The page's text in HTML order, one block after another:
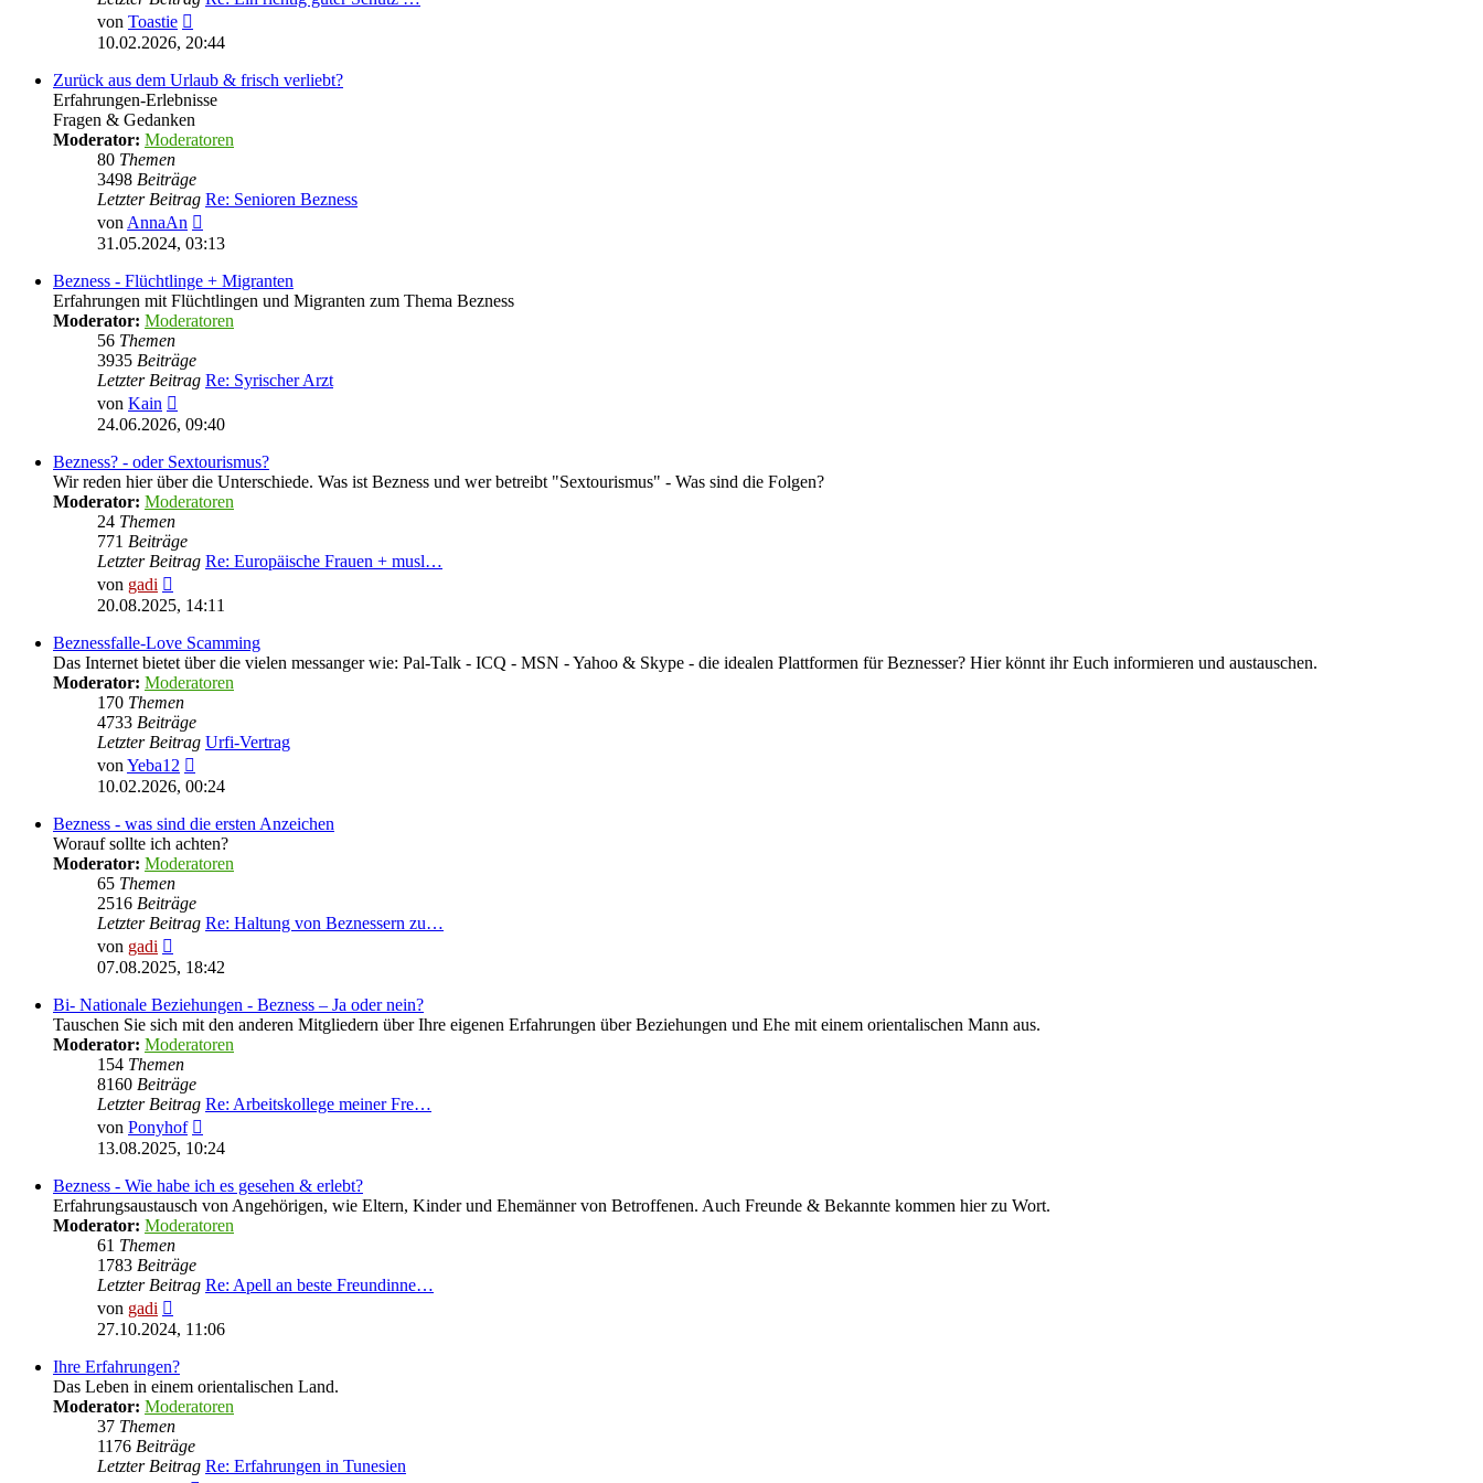
von Toastie
Beitrag
10.02.2026, 20:44
Zurück aus dem Urlaub & frisch verliebt?
Erfahrungen-Erlebnisse
Fragen & Gedanken
Moderator: Moderatoren
80 Themen
3498 Beiträge
Letzter Beitrag Re: Senioren Bezness
von AnnaAn
Beitrag
31.05.2024, 03:13
Bezness - Flüchtlinge + Migranten
Erfahrungen mit Flüchtlingen und Migranten zum Thema Bezness
Moderator: Moderatoren
56 Themen
3935 Beiträge
Letzter Beitrag Re: Syrischer Arzt
von Kain
Beitrag
24.06.2026, 09:40
Bezness? - oder Sextourismus?
Wir reden hier über die Unterschiede. Was ist Bezness und wer betreibt "Sextourismus" - Was sind die Folgen?
Moderator: Moderatoren
24 Themen
771 Beiträge
Letzter Beitrag Re: Europäische Frauen + musl…
von gadi
Beitrag
20.08.2025, 14:11
Beznessfalle-Love Scamming
Das Internet bietet über die vielen messanger wie: Pal-Talk - ICQ - MSN - Yahoo & Skype - die idealen Plattformen für Beznesser? Hier könnt ihr Euch informieren und austauschen.
Moderator: Moderatoren
170 Themen
4733 Beiträge
Letzter Beitrag Urfi-Vertrag
von Yeba12
Beitrag
10.02.2026, 00:24
Bezness - was sind die ersten Anzeichen
Worauf sollte ich achten?
Moderator: Moderatoren
65 Themen
2516 Beiträge
Letzter Beitrag Re: Haltung von Beznessern zu…
von gadi
Beitrag
07.08.2025, 18:42
Bi- Nationale Beziehungen - Bezness – Ja oder nein?
Tauschen Sie sich mit den anderen Mitgliedern über Ihre eigenen Erfahrungen über Beziehungen und Ehe mit einem orientalischen Mann aus.
Moderator: Moderatoren
154 Themen
8160 Beiträge
Letzter Beitrag Re: Arbeitskollege meiner Fre…
von Ponyhof
Beitrag
13.08.2025, 10:24
Bezness - Wie habe ich es gesehen & erlebt?
Erfahrungsaustausch von Angehörigen, wie Eltern, Kinder und Ehemänner von Betroffenen. Auch Freunde & Bekannte kommen hier zu Wort.
Moderator: Moderatoren
61 Themen
1783 Beiträge
Letzter Beitrag Re: Apell an beste Freundinne…
von gadi
Beitrag
27.10.2024, 11:06
Ihre Erfahrungen?
Das Leben in einem orientalischen Land.
Moderator: Moderatoren
37 Themen
1176 Beiträge
Letzter Beitrag Re: Erfahrungen in Tunesien